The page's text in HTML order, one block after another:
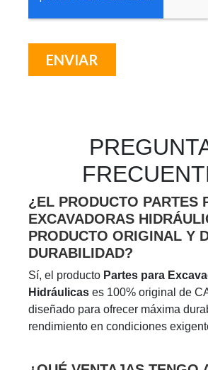
¿EL PRODUCTO PARTES
EXCAVADORAS
PRODUCTO ORIGINAL Y
DURABILIDAD?
Sí, el producto Partes para
Hidráulicas es 100% original de
diseñado para ofrecer máxima
rendimiento en condiciones